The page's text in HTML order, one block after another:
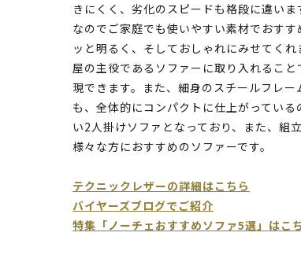
きにくく、劣化のスピードも格段に違い
なのでご家庭でも使いやすい素材でおす
ッと明るく、そしておしゃれにみせてく
屋の主役であるソファーに取り入れるこ
現できます。また、細身のスチールフレ
も、全体的にコンパクトに仕上がってい
い2人掛けソファとなっており、また、組
様々な方におすすめのソファーです。
テクニックレザーの詳細はこちら
バイヤーズブログでご紹介
特集「ノーチェおすすめソファ5選」はこ